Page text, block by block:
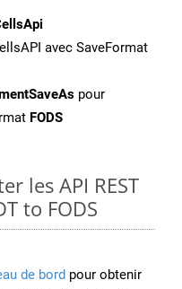
avec SaveFormat
pour
FODS
les API REST
to FODS
de bord pour obtenir